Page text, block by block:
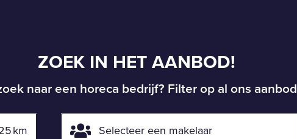
ZOEK IN HET AANBOD!
naar een horeca bedrijf? Filter op al ons aanbod